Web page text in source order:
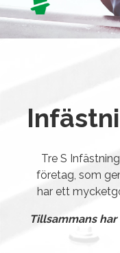
Tre S
företag, som
har ett
Tillsammans